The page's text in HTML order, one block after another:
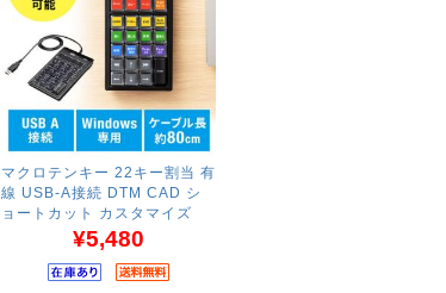
マクロテンキー 22キー割当 有
線 USB-A接続 DTM CAD シ
ョートカット カスタマイズ
¥5,480